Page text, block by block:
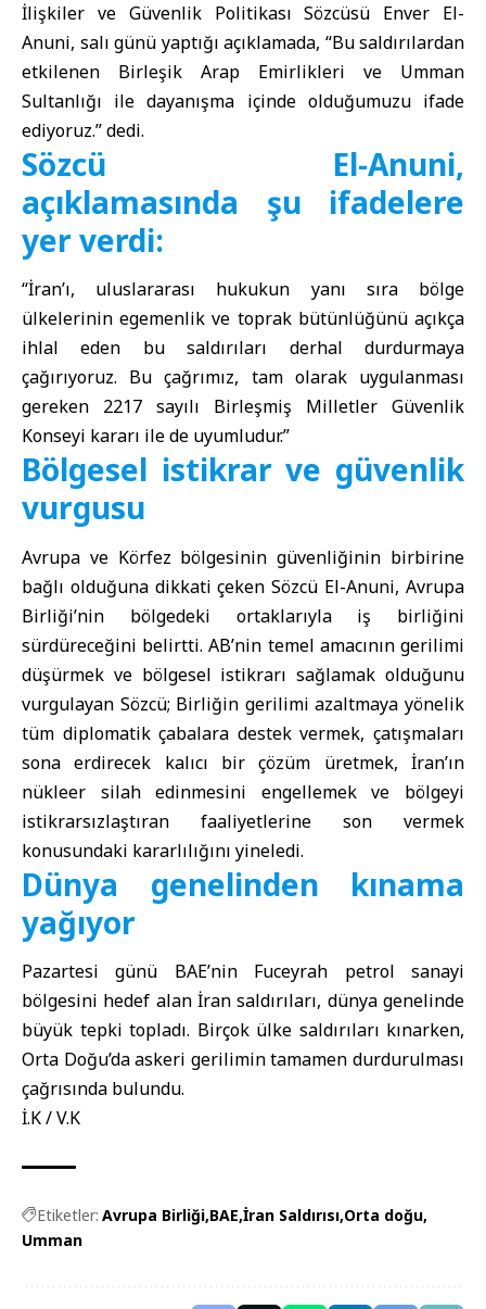
İlişkiler ve Güvenlik Politikası Sözcüsü Enver El-
Anuni, salı günü yaptığı açıklamada, “Bu saldırılardan
etkilenen Birleşik Arap Emirlikleri ve Umman
Sultanlığı ile dayanışma içinde olduğumuzu ifade
ediyoruz.” dedi.
Sözcü El-Anuni,
açıklamasında şu ifadelere
yer verdi:
“İran’ı, uluslararası hukukun yanı sıra bölge
ülkelerinin egemenlik ve toprak bütünlüğünü açıkça
ihlal eden bu saldırıları derhal durdurmaya
çağırıyoruz. Bu çağrımız, tam olarak uygulanması
gereken 2217 sayılı Birleşmiş Milletler Güvenlik
Konseyi kararı ile de uyumludur.”
Bölgesel istikrar ve güvenlik
vurgusu
Avrupa ve Körfez bölgesinin güvenliğinin birbirine
bağlı olduğuna dikkati çeken Sözcü El-Anuni, Avrupa
Birliği’nin bölgedeki ortaklarıyla iş birliğini
sürdüreceğini belirtti. AB’nin temel amacının gerilimi
düşürmek ve bölgesel istikrarı sağlamak olduğunu
vurgulayan Sözcü; Birliğin gerilimi azaltmaya yönelik
tüm diplomatik çabalara destek vermek, çatışmaları
sona erdirecek kalıcı bir çözüm üretmek, İran’ın
nükleer silah edinmesini engellemek ve bölgeyi
istikrarsızlaştıran faaliyetlerine son vermek
konusundaki kararlılığını yineledi.
Dünya genelinden kınama
yağıyor
Pazartesi günü BAE’nin Fuceyrah petrol sanayi
bölgesini hedef alan İran saldırıları, dünya genelinde
büyük tepki topladı. Birçok ülke saldırıları kınarken,
Orta Doğu’da askeri gerilimin tamamen durdurulması
çağrısında bulundu.
İ.K / V.K
Etiketler: Avrupa Birliği BAE İran Saldırısı Orta doğu
Umman